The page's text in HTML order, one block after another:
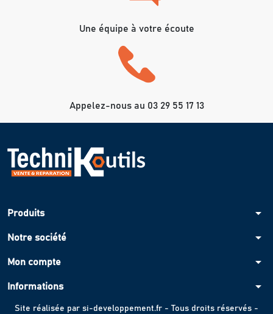
Une équipe à votre écoute
Appelez-nous au 03 29 55 17 13
Produits arrow_drop_down
Notre société arrow_drop_down
Mon compte arrow_drop_down
Informations arrow_drop_down
Site réalisée par si-developpement.fr - Tous droits réservés -